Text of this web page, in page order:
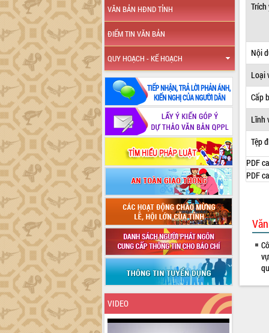
VĂN BẢN HĐND TỈNH
ĐIỂM TIN VĂN BẢN
QUY HOẠCH - KẾ HOẠCH
VIDEO
Trích
Nội
Loại
Cấp
Lĩnh
Tệp
PDF
PDF